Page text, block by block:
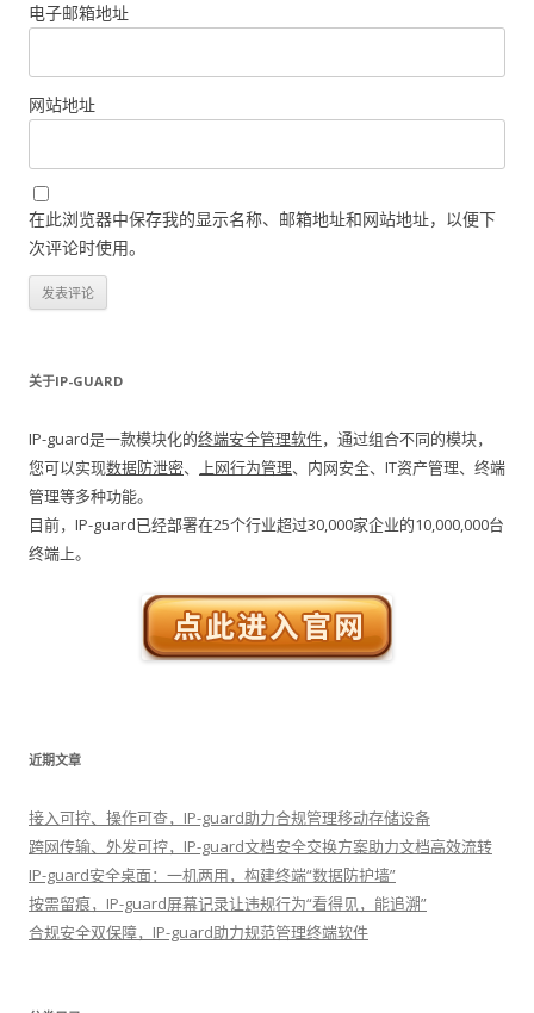
电子邮箱地址
网站地址
在此浏览器中保存我的显示名称、邮箱地址和网站地址，以便下
次评论时使用。
关于IP-GUARD
IP-guard是一款模块化的终端安全管理软件，通过组合不同的模块，
您可以实现数据防泄密、 上网行为管理、内网安全、IT资产管理、终端
管理等多种功能。
目前，IP-guard已经部署在25个行业超过30,000家企业的10,000,000台
终端上。
近期文章
接入可控、操作可查，IP-guard助力合规管理移动存储设备
跨网传输、外发可控，IP-guard文档安全交换方案助力文档高效流转
IP-guard安全桌面：一机两用，构建终端“数据防护墙”
按需留痕，IP-guard屏幕记录让违规行为“看得见，能追溯”
合规安全双保障，IP-guard助力规范管理终端软件